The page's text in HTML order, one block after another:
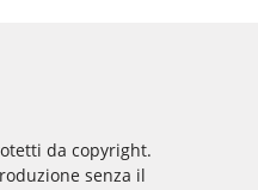
da copyright.
senza il